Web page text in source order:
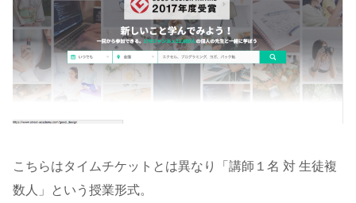
こちらはタイムチケットとは異なり「講師１名 対 生徒複
数人」という授業形式。